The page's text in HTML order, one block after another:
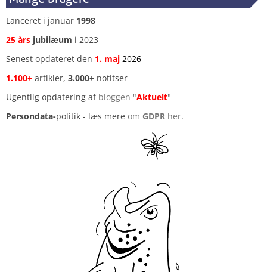
Lanceret i januar 1998
25 års jubilæum i 2023
Senest opdateret den 1. maj 2026
1.100+ artikler, 3.000+ notitser
Ugentlig opdatering af bloggen "Aktuelt"
Persondata-politik - læs mere om GDPR her.